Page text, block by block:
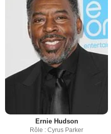
Ernie Hudson
Rôle : Cyrus Parker